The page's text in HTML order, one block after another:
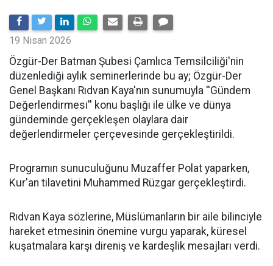
19 Nisan 2026
​Özgür-Der Batman Şubesi Çamlıca Temsilciliği'nin
düzenlediği aylık seminerlerinde bu ay; Özgür-Der
Genel Başkanı Rıdvan Kaya'nın sunumuyla ''Gündem
Değerlendirmesi'' konu başlığı ile ülke ve dünya
gündeminde gerçekleşen olaylara dair
değerlendirmeler çerçevesinde gerçekleştirildi.
Programın sunuculuğunu Muzaffer Polat yaparken,
Kur'an tilavetini Muhammed Rüzgar gerçekleştirdi.
Rıdvan Kaya sözlerine, Müslümanların bir aile bilinciyle
hareket etmesinin önemine vurgu yaparak, küresel
kuşatmalara karşı direniş ve kardeşlik mesajları verdi.